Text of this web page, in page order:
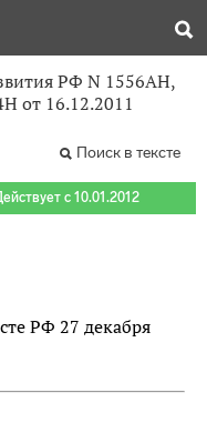
РФ N 1556АН,
от 16.12.2011
Поиск в тексте
с 10.01.2012
РФ 27 декабря